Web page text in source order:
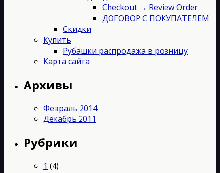
Checkout → Review Order
ДОГОВОР С ПОКУПАТЕЛЕМ
Скидки
Купить
Рубашки распродажа в розницу
Карта сайта
Архивы
Февраль 2014
Декабрь 2011
Рубрики
1 (4)